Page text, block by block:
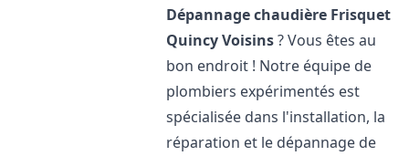
Dépannage chaudière Frisquet
Quincy Voisins? Vous êtes au
bon endroit ! Notre équipe de
plombiers expérimentés est
spécialisée dans l'installation, la
réparation et le dépannage de